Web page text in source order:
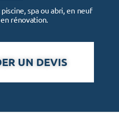
spa ou abri, en neuf
rénovation.
UN DEVIS